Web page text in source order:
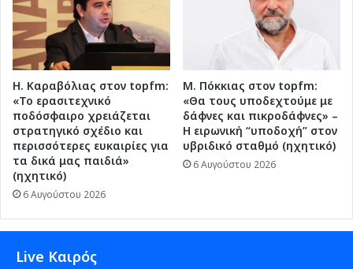
Η. Καραβόλιας στον topfm:
«Το ερασιτεχνικό
ποδόσφαιρο χρειάζεται
στρατηγικό σχέδιο και
περισσότερες ευκαιρίες για
τα δικά μας παιδιά»
(ηχητικό)
6 Αυγούστου 2026
Μ. Πόκκιας στον topfm:
«Θα τους υποδεχτούμε με
δάφνες και πικροδάφνες» –
Η ειρωνική “υποδοχή” στον
υβριδικό σταθμό (ηχητικό)
6 Αυγούστου 2026
Live Καιρός